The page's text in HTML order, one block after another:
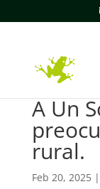
A Un
rural.
Feb 20, 2025|